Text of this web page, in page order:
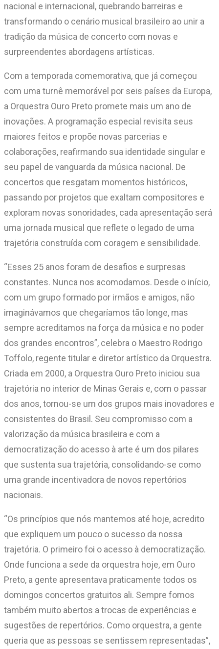
nacional e internacional, quebrando barreiras e
transformando o cenário musical brasileiro ao unir a
tradição da música de concerto com novas e
surpreendentes abordagens artísticas.
Com a temporada comemorativa, que já começou
com uma turnê memorável por seis países da Europa,
a Orquestra Ouro Preto promete mais um ano de
inovações. A programação especial revisita seus
maiores feitos e propõe novas parcerias e
colaborações, reafirmando sua identidade singular e
seu papel de vanguarda da música nacional. De
concertos que resgatam momentos históricos,
passando por projetos que exaltam compositores e
exploram novas sonoridades, cada apresentação será
uma jornada musical que reflete o legado de uma
trajetória construída com coragem e sensibilidade.
“Esses 25 anos foram de desafios e surpresas
constantes. Nunca nos acomodamos. Desde o início,
com um grupo formado por irmãos e amigos, não
imaginávamos que chegaríamos tão longe, mas
sempre acreditamos na força da música e no poder
dos grandes encontros”, celebra o Maestro Rodrigo
Toffolo, regente titular e diretor artístico da Orquestra.
Criada em 2000, a Orquestra Ouro Preto iniciou sua
trajetória no interior de Minas Gerais e, com o passar
dos anos, tornou-se um dos grupos mais inovadores e
consistentes do Brasil. Seu compromisso com a
valorização da música brasileira e com a
democratização do acesso à arte é um dos pilares
que sustenta sua trajetória, consolidando-se como
uma grande incentivadora de novos repertórios
nacionais.
“Os princípios que nós mantemos até hoje, acredito
que expliquem um pouco o sucesso da nossa
trajetória. O primeiro foi o acesso à democratização.
Onde funciona a sede da orquestra hoje, em Ouro
Preto, a gente apresentava praticamente todos os
domingos concertos gratuitos ali. Sempre fomos
também muito abertos a trocas de experiências e
sugestões de repertórios. Como orquestra, a gente
queria que as pessoas se sentissem representadas”,